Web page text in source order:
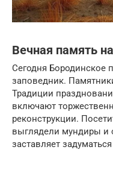
Вечная память
Сегодня Бородинское
заповедник.
Традиции
включают
реконструкции.
выглядели мундиры и
заставляет